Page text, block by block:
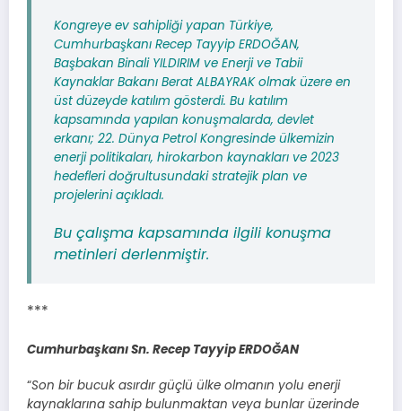
Kongreye ev sahipliği yapan Türkiye,
Cumhurbaşkanı Recep Tayyip ERDOĞAN,
Başbakan Binali YILDIRIM ve Enerji ve Tabii
Kaynaklar Bakanı Berat ALBAYRAK olmak üzere en
üst düzeyde katılım gösterdi. Bu katılım
kapsamında yapılan konuşmalarda, devlet
erkanı; 22. Dünya Petrol Kongresinde ülkemizin
enerji politikaları, hirokarbon kaynakları ve 2023
hedefleri doğrultusundaki stratejik plan ve
projelerini açıkladı.
Bu çalışma kapsamında ilgili konuşma
metinleri derlenmiştir.
***
Cumhurbaşkanı Sn. Recep Tayyip ERDOĞAN
“Son bir bucuk asırdır güçlü ülke olmanın yolu enerji
kaynaklarına sahip bulunmaktan veya bunlar üzerinde